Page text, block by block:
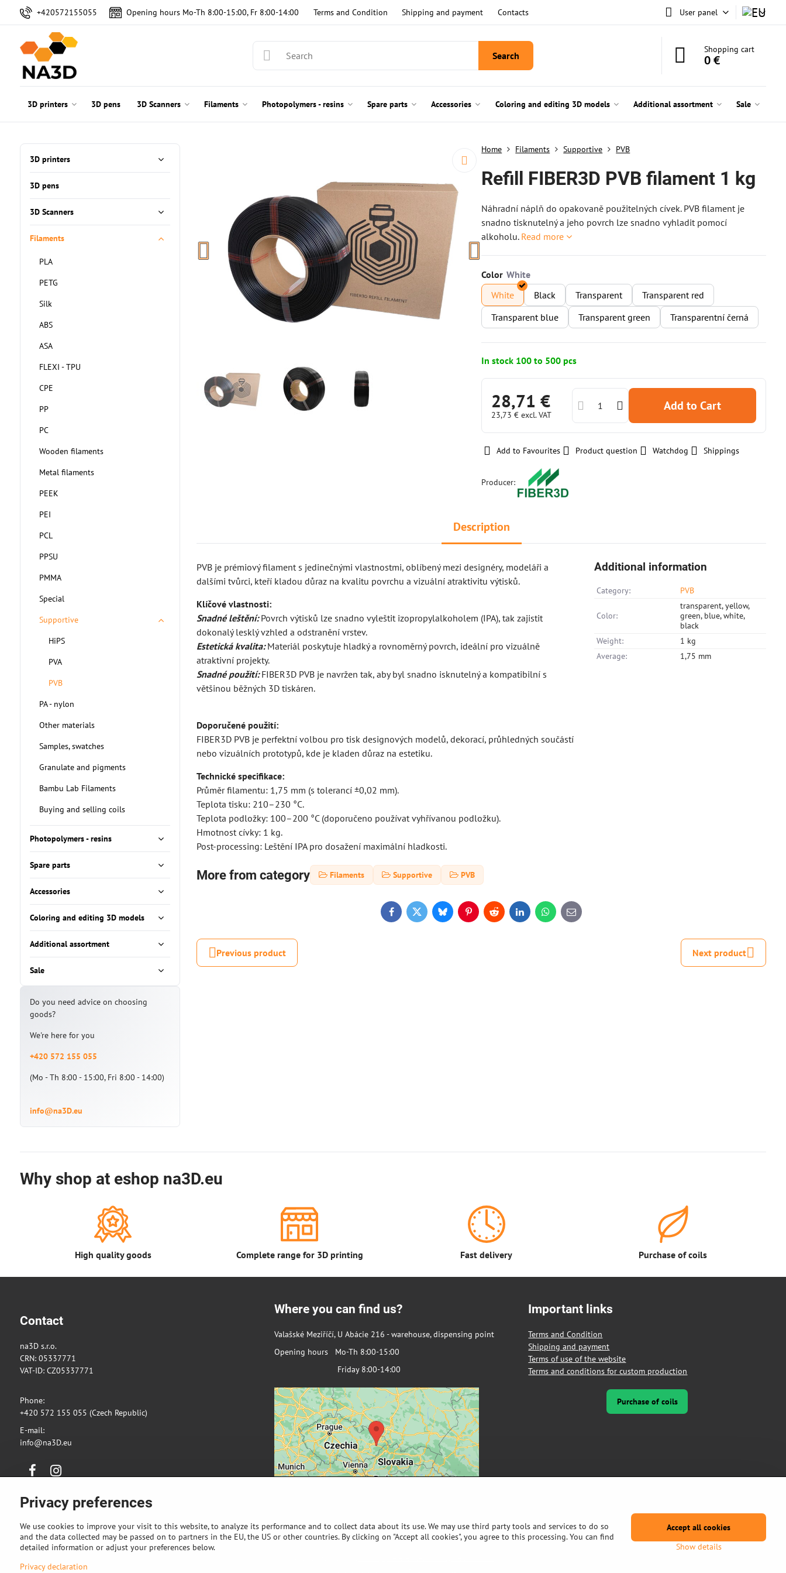
+420572155055 Opening hours Mo-Th 8:00-15:00, Fr 8:00-14:00 Terms and Condition Shipping and payment Contacts User panel
Search
Shopping cart
0 €
3D printers 3D pens 3D Scanners Filaments Photopolymers - resins Spare parts Accessories Coloring and editing 3D models Additional assortment Sale
Home Filaments Supportive PVB
Refill FIBER3D PVB filament 1 kg
Náhradní náplň do opakovaně použitelných cívek. PVB filament je
snadno tisknutelný a jeho povrch lze snadno vyhladit pomocí
alkoholu. Read more
Color
White
Black Transparent
Transparent red
Transparent blue
Transparent green Transparentní černá
In stock 100 to 500 pcs
28,71 €
23,73 €excl. VAT
Add to Cart
Add to Favourites Product question Watchdog Shippings
Producer:
Description
PVB je prémiový filament s jedinečnými vlastnostmi, oblíbený mezi designéry, modeláři a
dalšími tvůrci, kteří kladou důraz na kvalitu povrchu a vizuální atraktivitu výtisků.
Klíčové vlastnosti:
Snadné leštění:Povrch výtisků lze snadno vyleštit izopropylalkoholem (IPA), tak zajistit
dokonalý lesklý vzhled a odstranění vrstev.
Estetická kvalita:Materiál poskytuje hladký a rovnoměrný povrch, ideální pro vizuálně
atraktivní projekty.
Snadné použití:FIBER3D PVB je navržen tak, aby byl snadno isknutelný a kompatibilní s
většinou běžných 3D tiskáren.
Doporučené použití:
FIBER3D PVB je perfektní volbou pro tisk designových modelů, dekorací, průhledných součástí
nebo vizuálních prototypů, kde je kladen důraz na estetiku.
Technické specifikace:
Průměr filamentu: 1,75 mm (s tolerancí ±0,02 mm).
Teplota tisku: 210–230 °C.
Teplota podložky: 100–200 °C (doporučeno používat vyhřívanou podložku).
Hmotnost cívky: 1 kg.
Post-processing: Leštění IPA pro dosažení maximální hladkosti.
More from category Filaments Supportive PVB
Additional information
Category: PVB
Color:
transparent, yellow,
green, blue, white,
black
Weight:
1 kg
Average:
1,75 mm
FacebookTwitterBlueskyPinterestRedditLinkedInWhatsApp
E-
mail
Previous product Next product
3D printers
3D pens
3D Scanners
Filaments
PLA
PETG
Silk
ABS
ASA
FLEXI - TPU
CPE
PP
PC
Wooden filaments
Metal filaments
PEEK
PEI
PCL
PPSU
PMMA
Special
Supportive
HiPS
PVA
PVB
PA - nylon
Other materials
Samples, swatches
Granulate and pigments
Bambu Lab Filaments
Buying and selling coils
Photopolymers - resins
Spare parts
Accessories
Coloring and editing 3D models
Additional assortment
Sale
Do you need advice on choosing
goods?
We're here for you
+420 572 155 055
(Mo - Th 8:00 - 15:00, Fri 8:00 - 14:00)
info@na3D.eu
Why shop at eshop na3D.eu
High quality goods Complete range for 3D printing Fast delivery Purchase of coils
Contact
na3D s.r.o.
CRN: 05337771
VAT-ID: CZ05337771
Phone:
+420 572 155 055 (Czech Republic)
E-mail:
info@na3D.eu
FacebookInstagram
Where you can find us?
Valašské Meziříčí, U Abácie 216 - warehouse, dispensing point
Opening hours Mo-Th 8:00-15:00
Friday 8:00-14:00
Important links
Terms and Condition
Shipping and payment
Terms of use of the website
Terms and conditions for custom production
Purchase of coils
Privacy preferences
We use cookies to improve your visit to this website, to analyze its performance and to collect data about its use. We may use third party tools and services to do so
and the data collected may be passed on to partners in the EU, the US or other countries. By clicking on "Accept all cookies", you agree to this processing. You can find
detailed information or adjust your preferences below.
Privacy declaration
Show details
Accept all cookies